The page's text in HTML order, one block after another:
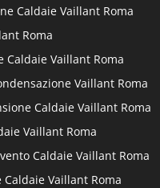
Caldaie Vaillant Roma
Roma
Caldaie Vaillant Roma
Vaillant Roma
Caldaie Vaillant Roma
Vaillant Roma
Caldaie Vaillant Roma
Vaillant Roma